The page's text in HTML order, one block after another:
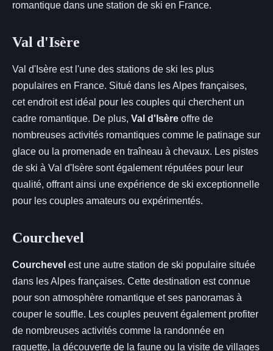
romantique dans une station de ski en France.
Val d'Isère
Val d'Isère est l'une des stations de ski les plus
populaires en France. Situé dans les Alpes françaises,
cet endroit est idéal pour les couples qui cherchent un
cadre romantique. De plus, Val d'Isère offre de
nombreuses activités romantiques comme le patinage sur
glace ou la promenade en traîneau à chevaux. Les pistes
de ski à Val d'Isère sont également réputées pour leur
qualité, offrant ainsi une expérience de ski exceptionnelle
pour les couples amateurs ou expérimentés.
Courchevel
Courchevel est une autre station de ski populaire située
dans les Alpes françaises. Cette destination est connue
pour son atmosphère romantique et ses panoramas à
couper le souffle. Les couples peuvent également profiter
de nombreuses activités comme la randonnée en
raquette, la découverte de la faune ou la visite de villages